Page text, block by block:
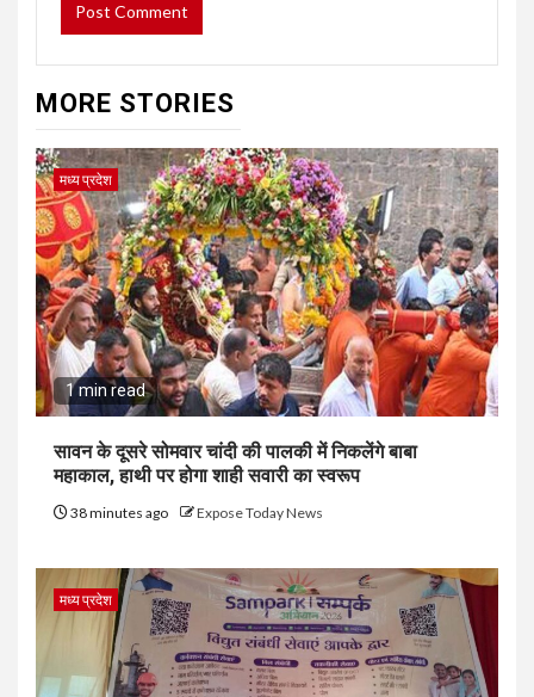
MORE STORIES
मध्य प्रदेश
1 min read
सावन के दूसरे सोमवार चांदी की पालकी में निकलेंगे बाबा
महाकाल, हाथी पर होगा शाही सवारी का स्वरूप
38 minutes ago Expose Today News
मध्य प्रदेश